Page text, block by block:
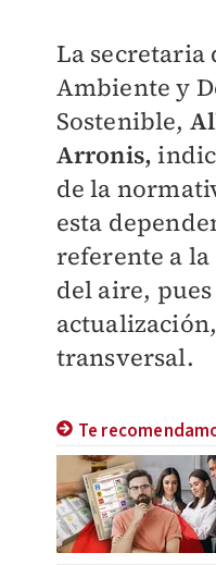
La secretaria
Ambiente y
Sostenible,
Arronis,
de la
esta
referente a
del aire,
transversal.
Te